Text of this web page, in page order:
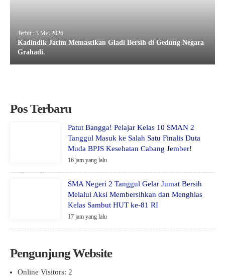
Terbit : 3 Mei 2026
Kadindik Jatim Memastikan Gladi Bersih di Gedung Negara
Grahadi.
Pos Terbaru
Patut Bangga! Pelajar Kelas 10 SMAN 2
Tanggul Masuk ke Salah Satu Finalis Duta
Muda BPJS Kesehatan Cabang Jember!
16 jam yang lalu
SMA Negeri 2 Tanggul Gelar Jumat Bersih
Melalui Aksi Membersihkan dan Menghias
Kelas Sambut HUT ke-81 RI
17 jam yang lalu
Pengunjung Website
Online Visitors: 2